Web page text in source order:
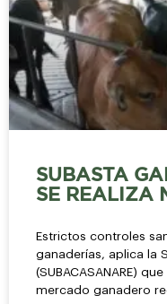
SUBASTA
SE REALIZA
Estrictos controles
ganaderías, aplica la
(SUBACASANARE)
mercado ganadero